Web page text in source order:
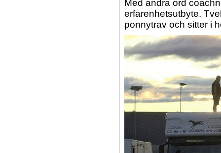
Med andra ord
erfarenhetsutbyte.
ponnytrav och sitter i